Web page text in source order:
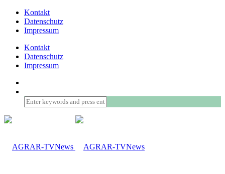
Kontakt
Datenschutz
Impressum
Kontakt
Datenschutz
Impressum